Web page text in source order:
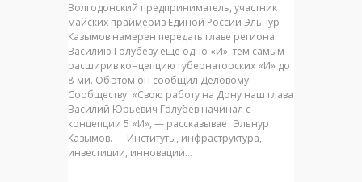
Волгодонский предприниматель, участник
майских праймериз Единой России Эльнур
Казымов намерен передать главе региона
Василию Голубеву еще одно «И», тем самым
расширив концепцию губернаторских «И» до
8-ми. Об этом он сообщил Деловому
Сообществу. «Свою работу на Дону наш глава
Василий Юрьевич Голубев начинал с
концепции 5 «И», — рассказывает Эльнур
Казымов. — Институты, инфраструктура,
инвестиции, инновации…